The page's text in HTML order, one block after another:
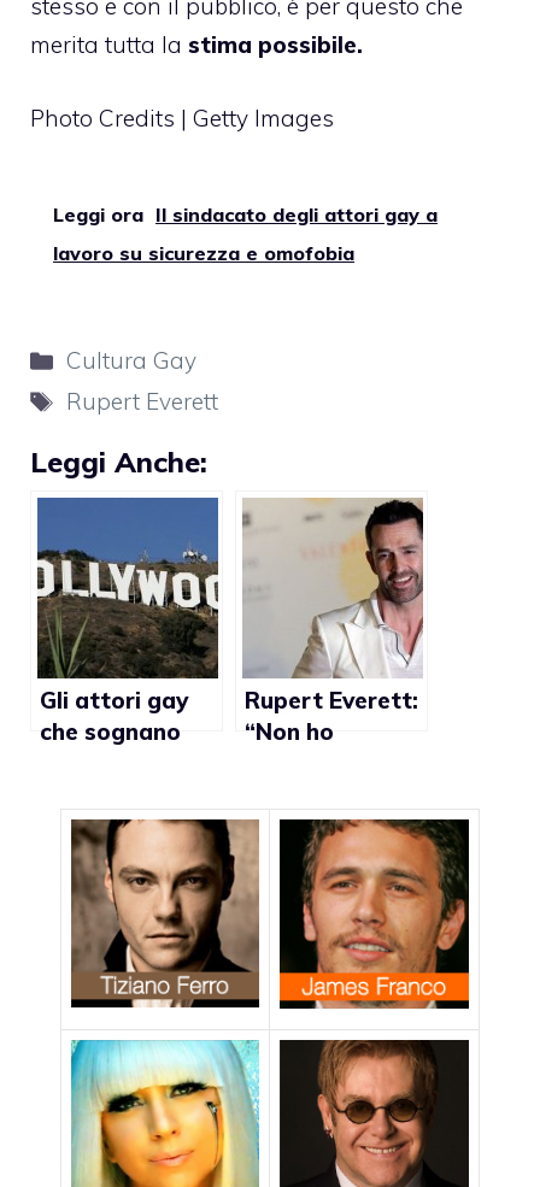
stesso e con il pubblico, è per questo che
merita tutta la stima possibile.
Photo Credits | Getty Images
Leggi ora Il sindacato degli attori gay a
lavoro su sicurezza e omofobia
Categorie
Cultura Gay
Tag
Rupert Everett
Leggi Anche:
Gli attori gay
che sognano
segreta la loro
omosessualità
se vogliono
ruoli da
protagonista
Rupert Everett:
“Non ho
dopo aver fatto
coming out”